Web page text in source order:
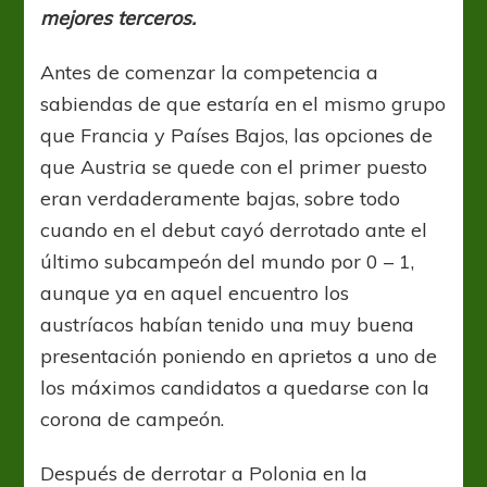
mejores terceros.
Antes de comenzar la competencia a
sabiendas de que estaría en el mismo grupo
que Francia y Países Bajos, las opciones de
que Austria se quede con el primer puesto
eran verdaderamente bajas, sobre todo
cuando en el debut cayó derrotado ante el
último subcampeón del mundo por 0 – 1,
aunque ya en aquel encuentro los
austríacos habían tenido una muy buena
presentación poniendo en aprietos a uno de
los máximos candidatos a quedarse con la
corona de campeón.
Después de derrotar a Polonia en la